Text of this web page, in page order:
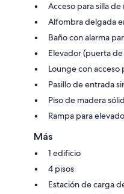
Acceso para silla
Alfombra delgada
Baño con alarma
Elevador (puerta
Lounge con acceso
Pasillo de entrada
Piso de madera
Rampa para
Más
1 edificio
4 pisos
Estación de carga